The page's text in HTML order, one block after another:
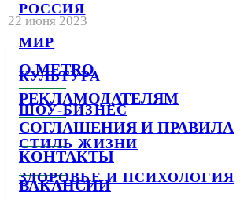
РОССИЯ
МИР
КУЛЬТУРА
ШОУ-БИЗНЕС
СТИЛЬ ЖИЗНИ
ЗДОРОВЬЕ И ПСИХОЛОГИЯ
22 июня 2023
О METRO
РЕКЛАМОДАТЕЛЯМ
СОГЛАШЕНИЯ И ПРАВИЛА
КОНТАКТЫ
ВАКАНСИИ